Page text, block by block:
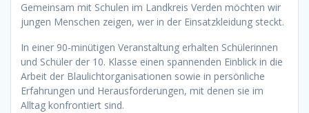
Gemeinsam mit Schulen im Landkreis Verden möchten wir
jungen Menschen zeigen, wer in der Einsatzkleidung steckt.
In einer 90-minütigen Veranstaltung erhalten Schülerinnen
und Schüler der 10. Klasse einen spannenden Einblick in die
Arbeit der Blaulichtorganisationen sowie in persönliche
Erfahrungen und Herausforderungen, mit denen sie im
Alltag konfrontiert sind.